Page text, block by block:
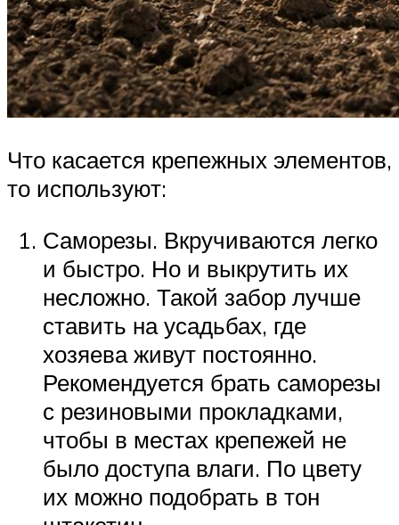
Что касается крепежных элементов,
то используют:
Саморезы. Вкручиваются легко
и быстро. Но и выкрутить их
несложно. Такой забор лучше
ставить на усадьбах, где
хозяева живут постоянно.
Рекомендуется брать саморезы
с резиновыми прокладками,
чтобы в местах крепежей не
было доступа влаги. По цвету
их можно подобрать в тон